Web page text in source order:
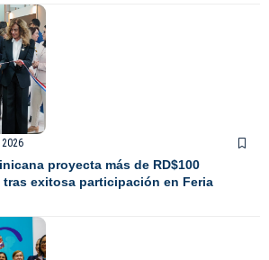
proyecta más de RD$100
exitosa participación en Feria